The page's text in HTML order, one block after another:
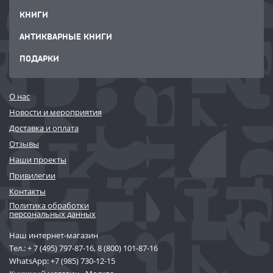
КНИГИ
АНТИКВАРНЫЕ КНИГИ
ПОДАРКИ
О нас
Новости и мероприятия
Доставка и оплата
Отзывы
Наши проекты
Привилегии
Контакты
Политика обработки
персональных данных
Наш интернет-магазин
Тел.:+ 7 (495) 797-87-16,8 (800) 101-87-16
WhatsApp:+7 (985) 730-12-15